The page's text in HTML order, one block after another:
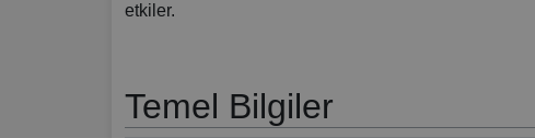
etkiler.
Temel Bilgiler